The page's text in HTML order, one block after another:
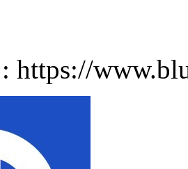
https://